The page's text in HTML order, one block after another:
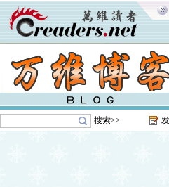
搜索>>